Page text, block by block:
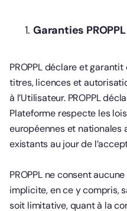
Garanties PROPPL
PROPPL déclare et
titres, licences et
à l’Utilisateur. PROPPL
Plateforme respecte les
européennes et nationales
existants au jour de
PROPPL ne consent
implicite, en ce y compris,
soit limitative, quant à la